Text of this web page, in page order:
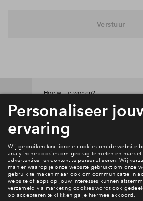
Verstuur
Hoe wil je wonen?
Bekijk het woningaanbod
Interesse? Meld je dan
Hiermee blijf je op de hoogte van het
eventuele
Ja, ik wil mij